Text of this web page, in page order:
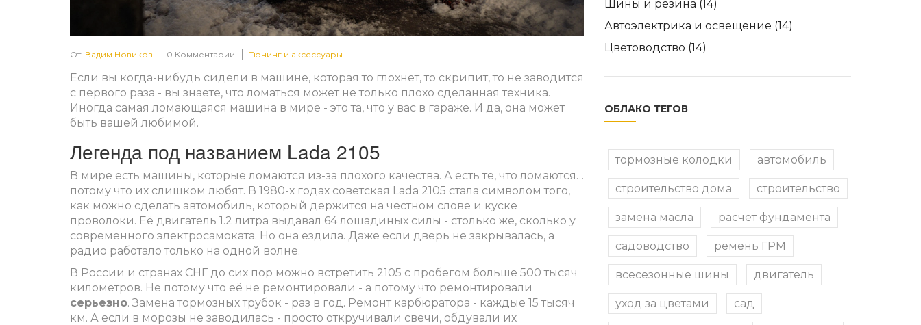
От: Вадим Новиков 0 Комментарии Тюнинг и аксессуары
Если вы когда-нибудь сидели в машине, которая то глохнет, то скрипит, то не заводится
с первого раза - вы знаете, что ломаться может не только плохо сделанная техника.
Иногда самая ломающаяся машина в мире - это та, что у вас в гараже. И да, она может
быть вашей любимой.
Легенда под названием Lada 2105
В мире есть машины, которые ломаются из-за плохого качества. А есть те, что ломаются…
потому что их слишком любят. В 1980-х годах советская Lada 2105 стала символом того,
как можно сделать автомобиль, который держится на честном слове и куске
проволоки. Её двигатель 1.2 литра выдавал 64 лошадиных силы - столько же, сколько у
современного электросамоката. Но она ездила. Даже если дверь не закрывалась, а
радио работало только на одной волне.
В России и странах СНГ до сих пор можно встретить 2105 с пробегом больше 500 тысяч
километров. Не потому что её не ремонтировали - а потому что ремонтировали
серьезно. Замена тормозных трубок - раз в год. Ремонт карбюратора - каждые 15 тысяч
км. А если в морозы не заводилась - просто откручивали свечи, обдували их
Шины и резина (14)
Автоэлектрика и освещение (14)
Цветоводство (14)
ОБЛАКО ТЕГОВ
тормозные колодки автомобиль
строительство дома строительство
замена масла расчет фундамента
садоводство ремень ГРМ
всесезонные шины двигатель
уход за цветами сад